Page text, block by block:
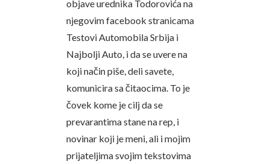
objave urednika Todorovića na
njegovim facebook stranicama
Testovi Automobila Srbija i
Najbolji Auto, i da se uvere na
koji način piše, deli savete,
komunicira sa čitaocima. To je
čovek kome je cilj da se
prevarantima stane na rep, i
novinar koji je meni, ali i mojim
prijateljima svojim tekstovima